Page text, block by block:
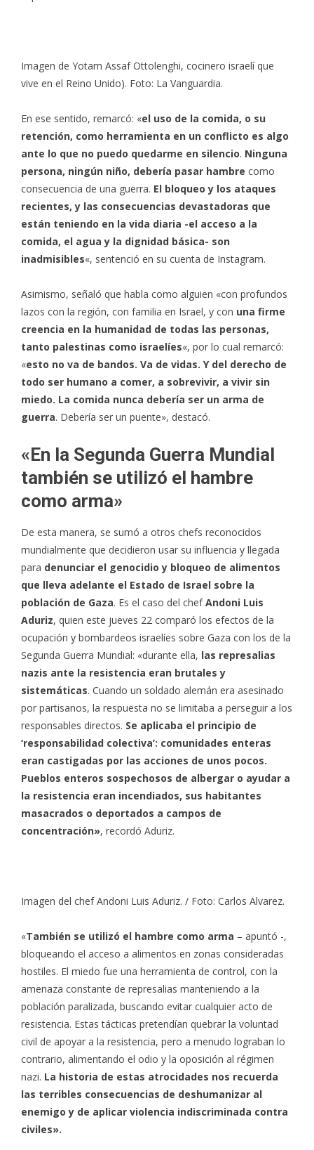
Imagen de Yotam Assaf Ottolenghi, cocinero israelí que
vive en el Reino Unido). Foto: La Vanguardia.
En ese sentido, remarcó: «el uso de la comida, o su
retención, como herramienta en un conflicto es algo
ante lo que no puedo quedarme en silencio. Ninguna
persona, ningún niño, debería pasar hambre como
consecuencia de una guerra. El bloqueo y los ataques
recientes, y las consecuencias devastadoras que
están teniendo en la vida diaria -el acceso a la
comida, el agua y la dignidad básica- son
inadmisibles«, sentenció en su cuenta de Instagram.
Asimismo, señaló que habla como alguien «con profundos
lazos con la región, con familia en Israel, y con una firme
creencia en la humanidad de todas las personas,
tanto palestinas como israelíes«, por lo cual remarcó:
«esto no va de bandos. Va de vidas. Y del derecho de
todo ser humano a comer, a sobrevivir, a vivir sin
miedo. La comida nunca debería ser un arma de
guerra. Debería ser un puente», destacó.
«En la Segunda Guerra Mundial
también se utilizó el hambre
como arma»
De esta manera, se sumó a otros chefs reconocidos
mundialmente que decidieron usar su influencia y llegada
para denunciar el genocidio y bloqueo de alimentos
que lleva adelante el Estado de Israel sobre la
población de Gaza. Es el caso del chefAndoni Luis
Aduriz, quien este jueves 22 comparó los efectos de la
ocupación y bombardeos israelíes sobre Gaza con los de la
Segunda Guerra Mundial: «durante ella, las represalias
nazis ante la resistencia eran brutales y
sistemáticas. Cuando un soldado alemán era asesinado
por partisanos, la respuesta no se limitaba a perseguir a los
responsables directos. Se aplicaba el principio de
‘responsabilidad colectiva’: comunidades enteras
eran castigadas por las acciones de unos pocos.
Pueblos enteros sospechosos de albergar o ayudar a
la resistencia eran incendiados, sus habitantes
masacrados o deportados a campos de
concentración», recordó Aduriz.
Imagen del chef Andoni Luis Aduriz. / Foto: Carlos Alvarez.
«También se utilizó el hambre como arma – apuntó -,
bloqueando el acceso a alimentos en zonas consideradas
hostiles. El miedo fue una herramienta de control, con la
amenaza constante de represalias manteniendo a la
población paralizada, buscando evitar cualquier acto de
resistencia. Estas tácticas pretendían quebrar la voluntad
civil de apoyar a la resistencia, pero a menudo lograban lo
contrario, alimentando el odio y la oposición al régimen
nazi. La historia de estas atrocidades nos recuerda
las terribles consecuencias de deshumanizar al
enemigo y de aplicar violencia indiscriminada contra
civiles».